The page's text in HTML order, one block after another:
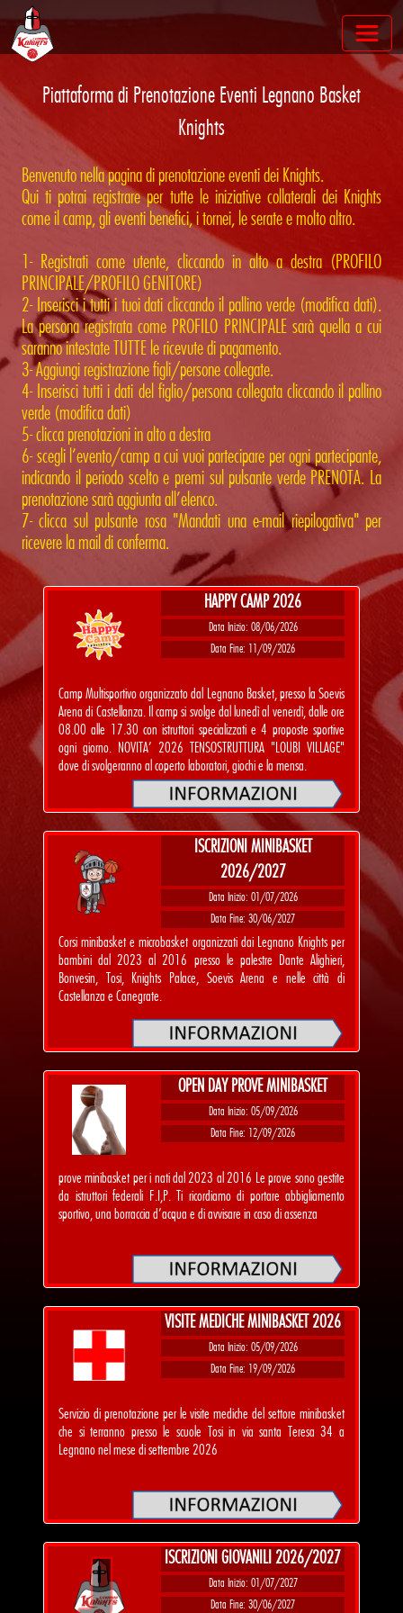
Piattaforma di Prenotazione Eventi Legnano Basket
Knights
Benvenuto nella pagina di prenotazione eventi dei Knights.
Qui ti potrai registrare per tutte le iniziative collaterali dei Knights
come il camp, gli eventi benefici, i tornei, le serate e molto altro.
1- Registrati come utente, cliccando in alto a destra (PROFILO
PRINCIPALE/PROFILO GENITORE)
2- Inserisci i tutti i tuoi dati cliccando il pallino verde (modifica dati).
La persona registrata come PROFILO PRINCIPALE sarà quella a cui
saranno intestate TUTTE le ricevute di pagamento.
3- Aggiungi registrazione figli/persone collegate.
4- Inserisci tutti i dati del figlio/persona collegata cliccando il pallino
verde (modifica dati)
5- clicca prenotazioni in alto a destra
6- scegli l'evento/camp a cui vuoi partecipare per ogni partecipante,
indicando il periodo scelto e premi sul pulsante verde PRENOTA. La
prenotazione sarà aggiunta all'elenco.
7- clicca sul pulsante rosa "Mandati una e-mail riepilogativa" per
ricevere la mail di conferma.
HAPPY CAMP 2026
Data Inizio: 08/06/2026
Data Fine: 11/09/2026
Camp Multisportivo organizzato dal Legnano Basket, presso la Soevis
Arena di Castellanza. Il camp si svolge dal lunedì al venerdì, dalle ore
08.00 alle 17.30 con istruttori specializzati e 4 proposte sportive
ogni giorno. NOVITA' 2026 TENSOSTRUTTURA "LOUBI VILLAGE"
dove di svolgeranno al coperto laboratori, giochi e la mensa.
ISCRIZIONI MINIBASKET
2026/2027
Data Inizio: 01/07/2026
Data Fine: 30/06/2027
Corsi minibasket e microbasket organizzati dai Legnano Knights per
bambini dal 2023 al 2016 presso le palestre Dante Alighieri,
Bonvesin, Tosi, Knights Palace, Soevis Arena e nelle città di
Castellanza e Canegrate.
OPEN DAY PROVE MINIBASKET
Data Inizio: 05/09/2026
Data Fine: 12/09/2026
prove minibasket per i nati dal 2023 al 2016 Le prove sono gestite
da istruttori federali F.I,P. Ti ricordiamo di portare abbigliamento
sportivo, una borraccia d’acqua e di avvisare in caso di assenza
VISITE MEDICHE MINIBASKET 2026
Data Inizio: 05/09/2026
Data Fine: 19/09/2026
Servizio di prenotazione per le visite mediche del settore minibasket
che si terranno presso le scuole Tosi in via santa Teresa 34 a
Legnano nel mese di settembre 2026
ISCRIZIONI GIOVANILI 2026/2027
Data Inizio: 01/07/2027
Data Fine: 30/06/2027